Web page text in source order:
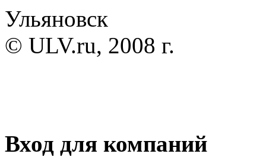
Ульяновск
© ULV.ru, 2008 г.
Вход для компаний